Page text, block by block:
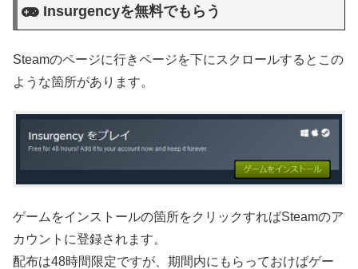
Insurgencyを無料でもらう
Steamのページに行きページを下にスクロールするとこの
ような箇所があります。
ゲームをインストールの箇所をクリックすればSteamのア
カウントに登録されます。
配布は48時間限定ですが、期間内にもらっておけばゲー